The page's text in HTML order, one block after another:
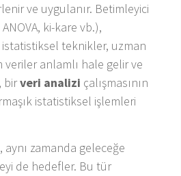
ve uygulanır. Betimleyici
ki-kare vb.),
teknikler, uzman
anlamlı hale gelir ve
birveri analizi çalışmasının
istatistiksel işlemleri
zamanda geleceğe
de hedefler. Bu tür